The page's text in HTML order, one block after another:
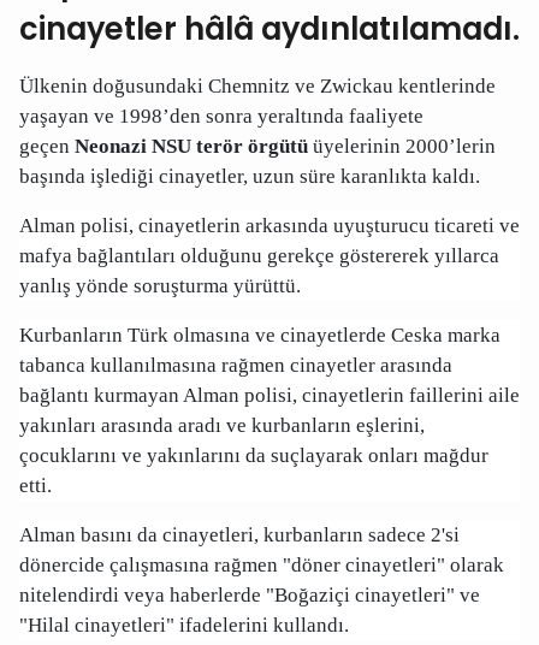
cinayetler hâlâ aydınlatılamadı.
Ülkenin doğusundaki Chemnitz ve Zwickau kentlerinde
yaşayan ve 1998’den sonra yeraltında faaliyete
geçen Neonazi NSU terör örgütü üyelerinin 2000’lerin
başında işlediği cinayetler, uzun süre karanlıkta kaldı.
Alman polisi, cinayetlerin arkasında uyuşturucu ticareti ve
mafya bağlantıları olduğunu gerekçe göstererek yıllarca
yanlış yönde soruşturma yürüttü.
Kurbanların Türk olmasına ve cinayetlerde Ceska marka
tabanca kullanılmasına rağmen cinayetler arasında
bağlantı kurmayan Alman polisi, cinayetlerin faillerini aile
yakınları arasında aradı ve kurbanların eşlerini,
çocuklarını ve yakınlarını da suçlayarak onları mağdur
etti.
Alman basını da cinayetleri, kurbanların sadece 2'si
dönercide çalışmasına rağmen "döner cinayetleri" olarak
nitelendirdi veya haberlerde "Boğaziçi cinayetleri" ve
"Hilal cinayetleri" ifadelerini kullandı.